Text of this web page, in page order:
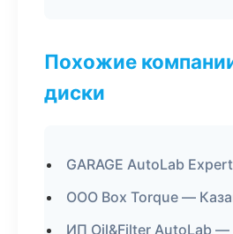
Похожие
диски
GARAGE AutoLab
ООО Box Torque —
ИП Oil&Filter AutoLab